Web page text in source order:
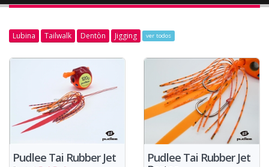
Lubina Tailwalk Dentòn Jigging ver todos
Pudlee Tai Rubber Jet
Pudlee Tai Rubber Jet